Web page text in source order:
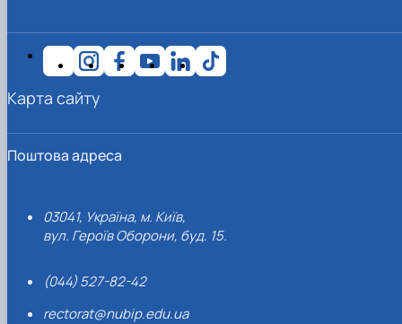
Поштова адреса
03041, Україна, м. Київ,
вул. Героїв Оборони, буд. 15.
(044) 527-82-42
rectorat@nubip.edu.ua
Карта сайту